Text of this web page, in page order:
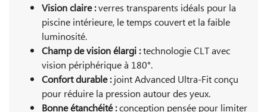
Vision claire :verres transparents idéals pour la
piscine intérieure, le temps couvert et la faible
luminosité.
Champ de vision élargi :technologie CLT avec
vision périphérique à 180°.
Confort durable :joint Advanced Ultra-Fit conçu
pour réduire la pression autour des yeux.
Bonne étanchéité :conception pensée pour limiter